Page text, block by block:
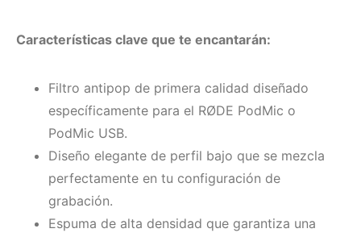
Características clave que te encantarán:
Filtro antipop de primera calidad diseñado
específicamente para el RØDE PodMic o
PodMic USB.
Diseño elegante de perfil bajo que se mezcla
perfectamente en tu configuración de
grabación.
Espuma de alta densidad que garantiza una